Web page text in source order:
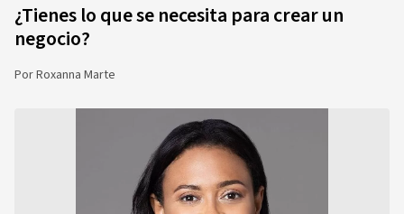
¿Tienes lo que se necesita para crear un
negocio?
PorRoxanna Marte